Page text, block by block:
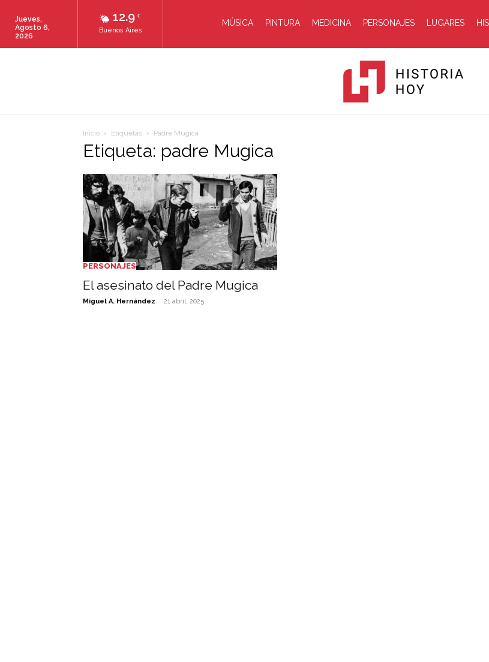
12.9 C
Buenos Aires
Jueves,
Agosto 6,
2026
MÚSICA PINTURA MEDICINA PERSONAJES LUGARES
Inicio Etiquetas Padre Mugica
Etiqueta: padre Mugica
PERSONAJES
El asesinato del Padre Mugica
Miguel A. Hernández - 21 abril, 2025